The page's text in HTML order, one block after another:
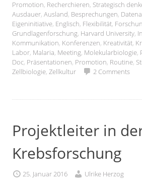
Promotion, Recherchieren, Strategisch
Ausdauer,Ausland, Besprechungen,
Eigeninitiative, Englisch, Flexibilität,
Grundlagenforschung, Harvard University,
Kommunikation, Konferenzen, Kreativität,
Labor, Malaria, Meeting, Molekularbiologie,
Doc, Präsentationen, Promotion, Routine,
Zellbiologie,Zellkultur 2 Comments
Projektleiter in
Krebsforschung
25. Januar 2016 Ulrike Herzog